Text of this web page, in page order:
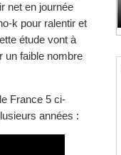
net en journée
k pour ralentir et
étude vont à
un faible nombre
France 5 ci-
années :